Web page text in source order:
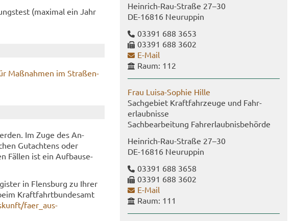
(ma­xi­mal ein Jahr
Maß­nah­men im Stra­ßen­
Im Zuge des An­
Gut­ach­tens oder
Fäl­len ist ein Auf­bau­se­
in Flens­burg zu Ihrer
Kraft­fahrt­bun­des­amt
fa­e­r_aus­
Heinrich-​Rau-Straße 27–30
DE-​16816 Neu­rup­pin
03391 688 3653
03391 688 3602
E-​Mail
Raum: 112
Frau Luisa-​Sophie Hille
Sach­ge­biet Kraft­fahr­zeu­ge und Fahr­
erlaub­nis­se
Sach­be­ar­bei­tung Fahr­erlaub­nis­be­hör­de
Heinrich-​Rau-Straße 27–30
DE-​16816 Neu­rup­pin
03391 688 3658
03391 688 3602
E-​Mail
Raum: 111